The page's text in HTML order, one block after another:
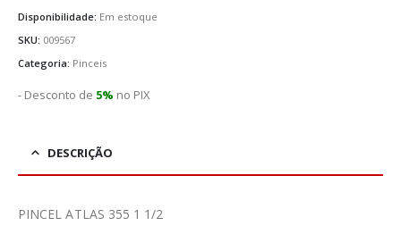
Disponibilidade: Em estoque
SKU: 009567
Categoria: Pinceis
- Desconto de 5% no PIX
DESCRIÇÃO
PINCEL ATLAS 355 1 1/2